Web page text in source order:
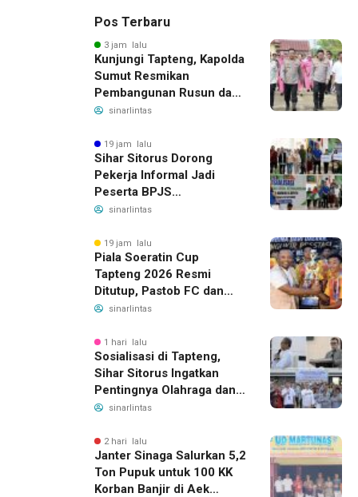
Pos Terbaru
3 jam lalu
Kunjungi Tapteng, Kapolda
Sumut Resmikan
Pembangunan Rusun dan
Benahi Empat Polsek
sinarlintas
19 jam lalu
Sihar Sitorus Dorong
Pekerja Informal Jadi
Peserta BPJS
Ketenagakerjaan, Manfaat
Juta
sinarlintas
19 jam lalu
Piala Soeratin Cup
Tapteng 2026 Resmi
Ditutup, Pastob FC dan
Sahata FC Barus Raih
sinarlintas
1 hari lalu
Sosialisasi di Tapteng,
Sihar Sitorus Ingatkan
Pentingnya Olahraga dan
Deteksi Dini Penyakit
sinarlintas
2 hari lalu
Janter Sinaga Salurkan 5,2
Ton Pupuk untuk 100 KK
Korban Banjir di Aek